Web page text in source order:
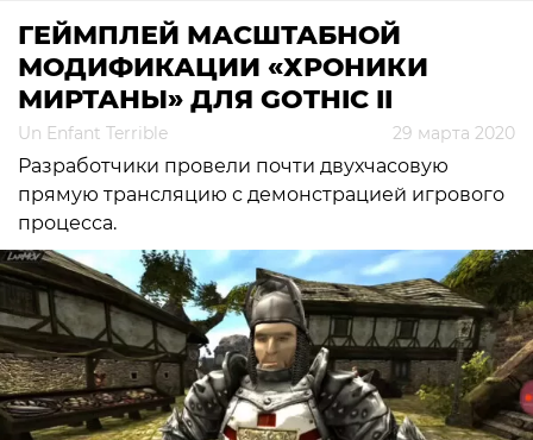
ГЕЙМПЛЕЙ МАСШТАБНОЙ
МОДИФИКАЦИИ «ХРОНИКИ
МИРТАНЫ» ДЛЯ GOTHIC II
Un Enfant Terrible 29 марта 2020
Разработчики провели почти двухчасовую
прямую трансляцию с демонстрацией игрового
процесса.